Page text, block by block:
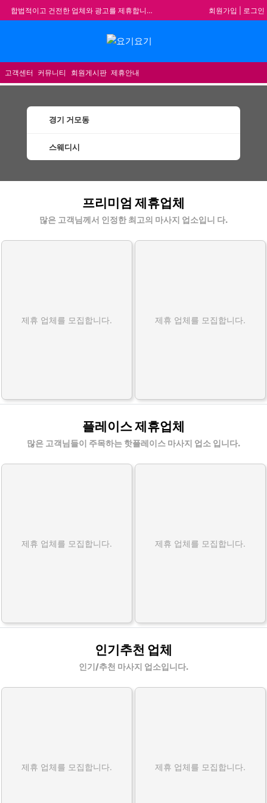
합법적이고 건전한 업체와 광고를 제휴합니다.
★ 요기요기 업체회원 안내사항 ★
불건전한 게시글은 삭제 및 회원탈퇴 됩니다.
회원가입 로그인
고객센터 커뮤니티 회원게시판 제휴안내
경기 거모동
스웨디시
프리미엄 제휴업체
많은 고객님께서 인정한 최고의 마사지 업소입니 다.
제휴 업체를 모집합니다. 제휴 업체를 모집합니다.
플레이스 제휴업체
많은 고객님들이 주목하는 핫플레이스 마사지 업소 입니다.
제휴 업체를 모집합니다. 제휴 업체를 모집합니다.
인기추천 업체
인기/추천 마사지 업소입니다.
제휴 업체를 모집합니다. 제휴 업체를 모집합니다.